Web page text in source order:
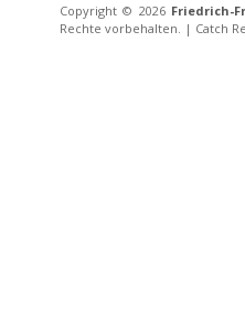
Copyright © 2026 Friedrich-
Rechte vorbehalten. | Catch